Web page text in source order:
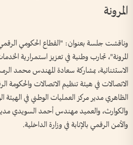
المرونة
وناقشت جلسة بعنوان: "القطاع الحكومي
المرونة"، تجارب وطنية في تعزيز استمرارية
الاستثنائية، بمشاركة سعادة المهندس محمد
الاتصالات في هيئة تنظيم الاتصالات والحكومة
الظاهري مدير مركز العمليات الوطني في الهيئة
والكوارث، والعميد مهندس أحمد السويدي
والأمن الرقمي بالإنابة في وزارة الداخلية.